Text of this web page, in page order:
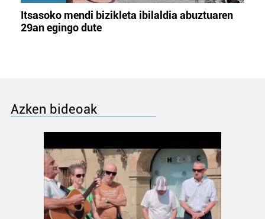
Itsasoko mendi bizikleta ibilaldia abuztuaren
29an egingo dute
Azken bideoak